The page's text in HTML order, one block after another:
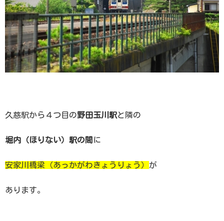
久慈駅から４つ目の野田玉川駅と隣の
堀内（ほりない）駅の間 に
安家川橋梁（あっかがわきょうりょう） が
あります。